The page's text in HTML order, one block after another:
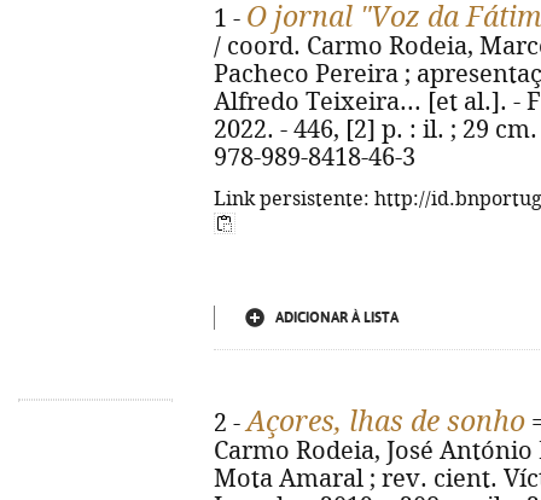
1 - O jornal "Voz da
/ coord. Carmo Rodeia,
Pacheco Pereira ;
Alfredo Teixeira... [et al.]. -
2022. - 446, [2] p. : il. ; 29
978-989-8418-46-3
Link persistente: http://
ADICIONAR À LISTA
2 -Açores, lhas de sonho
Carmo Rodeia, José
Mota Amaral ; rev. cient.